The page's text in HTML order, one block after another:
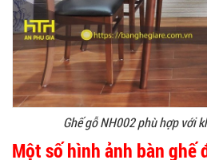
Ghế gỗ NH002 phù hợp với
Một số hình ảnh bàn ghế